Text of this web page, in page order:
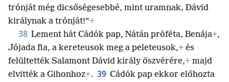
trónját még dicsőségesebbé, mint uramnak, Dávid
királynak a trónját!”+
38 Lement hát Cádók pap, Nátán próféta, Benája+,
Jójada fia, a kereteusok meg a peleteusok,+ és
felültették Salamont Dávid király öszvérére,+ majd
elvitték a Gihonhoz+. 39 Cádók pap ekkor előhozta